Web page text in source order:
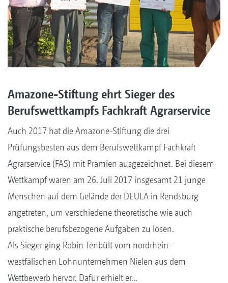
Amazone-Stiftung ehrt Sieger des
Berufswettkampfs Fachkraft Agrarservice
Auch 2017 hat die Amazone-Stiftung die drei
Prüfungsbesten aus dem Berufswettkampf Fachkraft
Agrarservice (FAS) mit Prämien ausgezeichnet. Bei diesem
Wettkampf waren am 26. Juli 2017 insgesamt 21 junge
Menschen auf dem Gelände der DEULA in Rendsburg
angetreten, um verschiedene theoretische wie auch
praktische berufsbezogene Aufgaben zu lösen.
Als Sieger ging Robin Tenbült vom nordrhein-
westfälischen Lohnunternehmen Nielen aus dem
Wettbewerb hervor. Dafür erhielt er...